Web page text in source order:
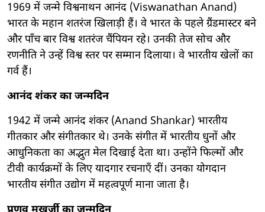
1969 में जन्मे विश्वनाथन आनंद (Viswanathan Anand)
भारत के महान शतरंज खिलाड़ी हैं। वे भारत के पहले ग्रैंडमास्टर बने
और पाँच बार विश्व शतरंज चैंपियन रहे। उनकी तेज सोच और
रणनीति ने उन्हें विश्व स्तर पर सम्मान दिलाया। वे भारतीय खेलों का
गर्व हैं।
आनंद शंकर का जन्मदिन
1942 में जन्मे आनंद शंकर (Anand Shankar) भारतीय
गीतकार और संगीतकार थे। उनके संगीत में भारतीय धुनों और
आधुनिकता का अद्भुत मेल दिखाई देता था। उन्होंने फिल्मों और
टीवी कार्यक्रमों के लिए यादगार रचनाएँ दीं। उनका योगदान
भारतीय संगीत उद्योग में महत्वपूर्ण माना जाता है।